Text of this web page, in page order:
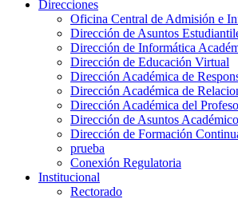
Direcciones
Oficina Central de Admisión e
Dirección de Asuntos
Dirección de Informática
Dirección de Educación Virtual
Dirección Académica de
Dirección Académica de
Dirección Académica del
Dirección de Asuntos
Dirección de Formación
prueba
Conexión Regulatoria
Institucional
Rectorado